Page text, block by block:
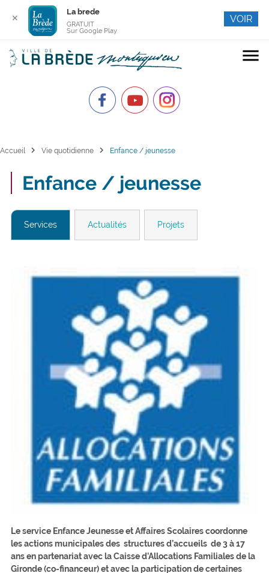
menu
Accueil chevron_right Vie quotidienne chevron_right Enfance / jeunesse
Enfance / jeunesse
Services Actualités Projets
Le service Enfance Jeunesse et Affaires Scolaires coordonne
les actions municipales des structures d’accueils de 3 à 17
ans en partenariat avec la Caisse d’Allocations Familiales de la
Gironde (co-financeur) et avec la participation de certaines
✕
La brede
GRATUIT
Sur Google Play
VOIR